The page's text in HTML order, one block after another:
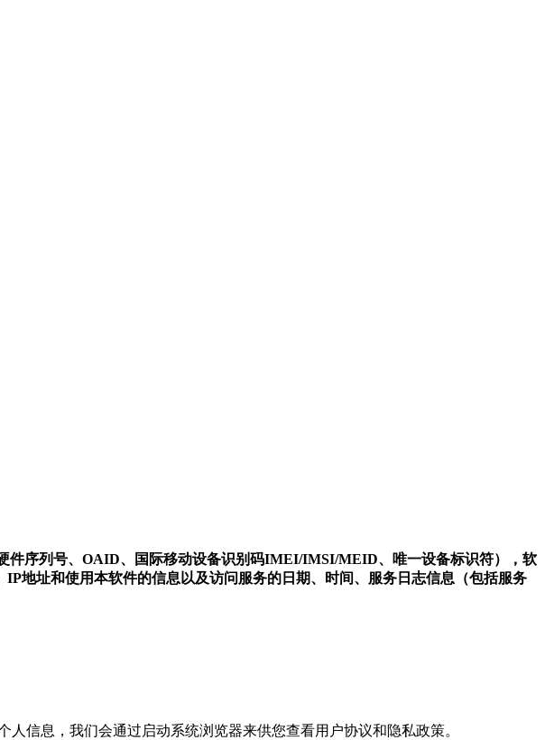
序列号、OAID、国际移动设备识别码IMEI/IMSI/MEID、唯一设备标识符），软
地址和使用本软件的信息以及访问服务的日期、时间、服务日志信息（包括服务
信息，我们会通过启动系统浏览器来供您查看用户协议和隐私政策。